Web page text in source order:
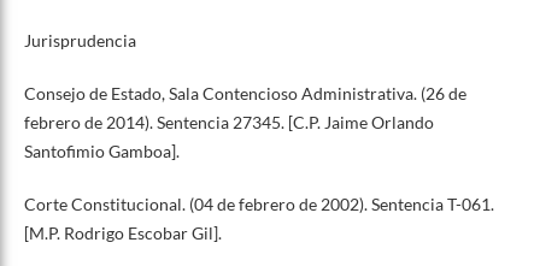
Jurisprudencia
Consejo de Estado, Sala Contencioso Administrativa. (26 de
febrero de 2014). Sentencia 27345. [C.P. Jaime Orlando
Santofimio Gamboa].
Corte Constitucional. (04 de febrero de 2002). Sentencia T-061.
[M.P. Rodrigo Escobar Gil].